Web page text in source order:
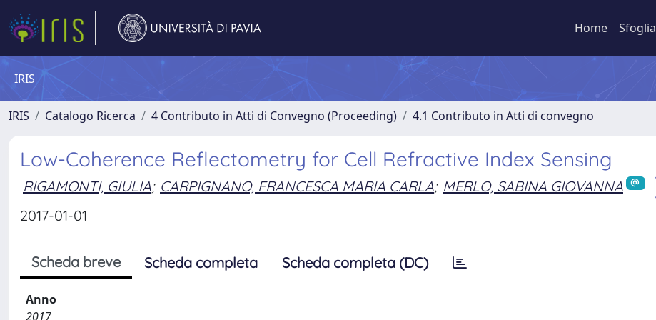
Home Sfoglia
IRIS
IRIS Catalogo Ricerca 4 Contributo in Atti di Convegno (Proceeding) 4.1 Contributo in Atti di convegno
Low-Coherence Reflectometry for Cell Refractive Index Sensing
RIGAMONTI, GIULIA; CARPIGNANO, FRANCESCA MARIA CARLA; MERLO, SABINA GIOVANNA
2017-01-01
Scheda breve Scheda completa Scheda completa (DC)
Anno
2017